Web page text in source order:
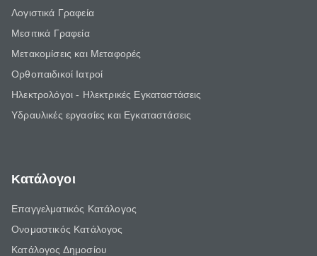
Λογιστικά Γραφεία
Μεσιτικά Γραφεία
Μετακομίσεις και Μεταφορές
Ορθοπαιδικοί Ιατροί
Ηλεκτρολόγοι - Ηλεκτρικές Εγκαταστάσεις
Υδραυλικές εργασίες και Εγκαταστάσεις
Κατάλογοι
Επαγγελματικός Κατάλογος
Ονομαστικός Κατάλογος
Κατάλογος Δημοσίου